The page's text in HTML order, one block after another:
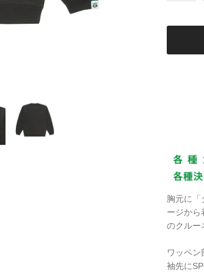
胸元に
ージから
のクルー
ワッペン
袖先に